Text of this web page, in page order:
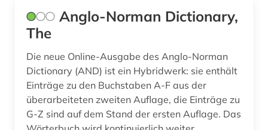
geologie (1)
geschichte (32)
geschichte &lt;1475-1700&gt; (1)
geschichte &lt;1550-1921&gt; (1)
Anglo-Norman Dictionary,
The
Die neue Online-Ausgabe des Anglo-Norman
Dictionary (AND) ist ein Hybridwerk: sie enthält
Einträge zu den Buchstaben A-F aus der
überarbeiteten zweiten Auflage, die Einträge zu
G-Z sind auf dem Stand der ersten Auflage. Das